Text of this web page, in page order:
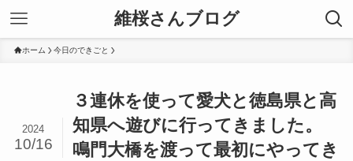
維桜さんブログ
ホーム 今日のできごと
３連休を使って愛犬と徳島県と高
知県へ遊びに行ってきました。
鳴門大橋を渡って最初にやってき
2024
10/16